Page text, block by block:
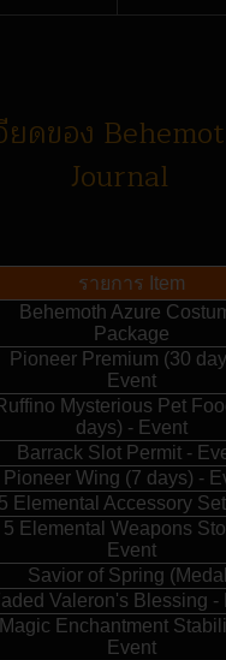
ยดของ
Journal
รายการ Item
Behemoth Azure
Package
Pioneer Premium (30
Event
Mysterious Pet
days) - Event
Barrack Slot Permit -
Pioneer Wing (7 days) -
5 Elemental Accessory
5 Elemental Weapons
Event
Savior of Spring
Valeron's Blessing -
Magic Enchantment
Event